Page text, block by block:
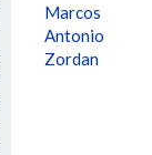
Marcos
Antonio
Zordan